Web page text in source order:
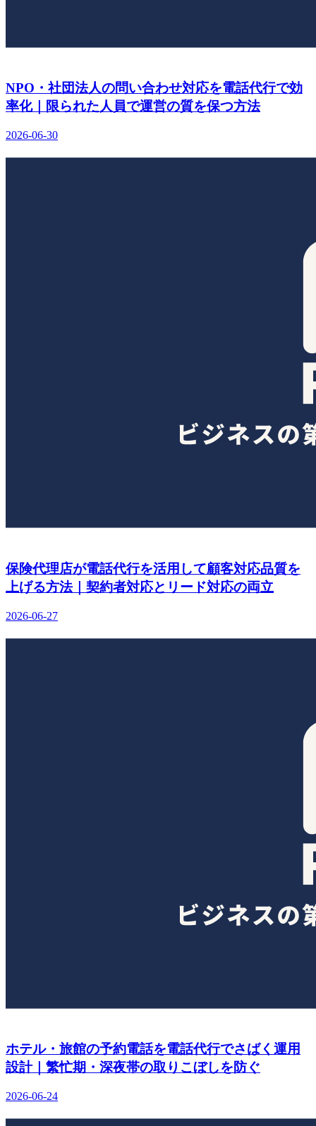
NPO・社団法人の問い合わせ対応を電話代行で効
率化｜限られた人員で運営の質を保つ方法
2026-06-30
保険代理店が電話代行を活用して顧客対応品質を
上げる方法｜契約者対応とリード対応の両立
2026-06-27
ホテル・旅館の予約電話を電話代行でさばく運用
設計｜繁忙期・深夜帯の取りこぼしを防ぐ
2026-06-24